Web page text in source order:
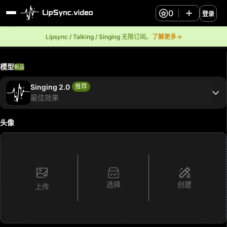
Lipsync / Talking / Singing 无限订阅。 了解更多→
0 登录
模型新品
Singing 2.0 推荐
最佳效果
头像
上传 选择 创建